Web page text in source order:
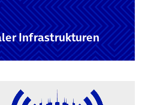
Infrastrukturen